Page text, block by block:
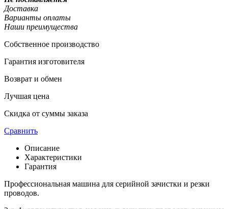
Доставка
Варианты оплаты
Наши преимущества
Собственное производство
Гарантия изготовителя
Возврат и обмен
Лучшая цена
Скидка от суммы заказа
Сравнить
Описание
Характеристики
Гарантия
Профессиональная машина для серийной зачистки и резки
проводов.